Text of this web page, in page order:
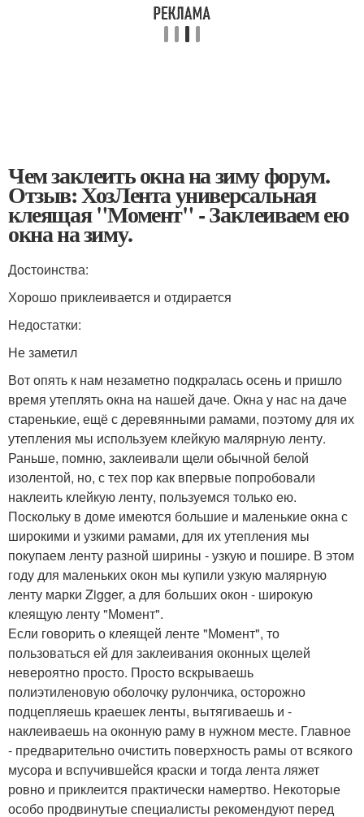
Чем заклеить окна на зиму форум.
Отзыв: ХозЛента универсальная
клеящая "Момент" - Заклеиваем ею
окна на зиму.
Достоинства:
Хорошо приклеивается и отдирается
Недостатки:
Не заметил
Вот опять к нам незаметно подкралась осень и пришло
время утеплять окна на нашей даче. Окна у нас на даче
старенькие, ещё с деревянными рамами, поэтому для их
утепления мы используем клейкую малярную ленту.
Раньше, помню, заклеивали щели обычной белой
изолентой, но, с тех пор как впервые попробовали
наклеить клейкую ленту, пользуемся только ею.
Поскольку в доме имеются большие и маленькие окна с
широкими и узкими рамами, для их утепления мы
покупаем ленту разной ширины - узкую и пошире. В этом
году для маленьких окон мы купили узкую малярную
ленту марки Zigger, а для больших окон - широкую
клеящую ленту "Момент".
Если говорить о клеящей ленте "Момент", то
пользоваться ей для заклеивания оконных щелей
невероятно просто. Просто вскрываешь
полиэтиленовую оболочку рулончика, осторожно
подцепляешь краешек ленты, вытягиваешь и -
наклеиваешь на оконную раму в нужном месте. Главное
- предварительно очистить поверхность рамы от всякого
мусора и вспучившейся краски и тогда лента ляжет
ровно и приклеится практически намертво. Некоторые
особо продвинутые специалисты рекомендуют перед